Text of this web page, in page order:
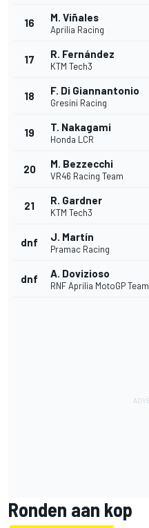
16 M. Viñales
Aprilia Racing
17 R. Fernández
KTM Tech3
18 F. Di Giannantonio
Gresini Racing
19 T. Nakagami
Honda LCR
20 M. Bezzecchi
VR46 Racing Team
21 R. Gardner
KTM Tech3
dnf J. Martín
Pramac Racing
dnf A. Dovizioso
RNF Aprilia MotoGP Team
Ronden aan kop